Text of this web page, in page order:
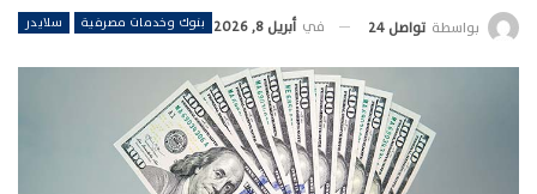
بنوك وخدمات مصرفية سلايدر بواسطة تواصل 24 في أبريل 8, 2026